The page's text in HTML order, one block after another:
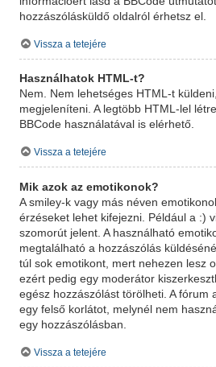
hozzászólásküldő oldalról érhetsz el.
Vissza a tetejére
Használhatok HTML-t?
Nem. Nem lehetséges HTML-t
megjeleníteni. A legtöbb HTML-lel
BBCode használatával is elérhető.
Vissza a tetejére
Mik azok az emotikonok?
A smiley-k vagy más néven
érzéseket lehet kifejezni. Például a :)
szomorút jelent. A használható
megtalálható a hozzászólás
túl sok emotikont, mert nehezen lesz
ezért pedig egy moderátor
egész hozzászólást törölheti. A fórum
egy felső korlátot, melynél nem
egy hozzászólásban.
Vissza a tetejére